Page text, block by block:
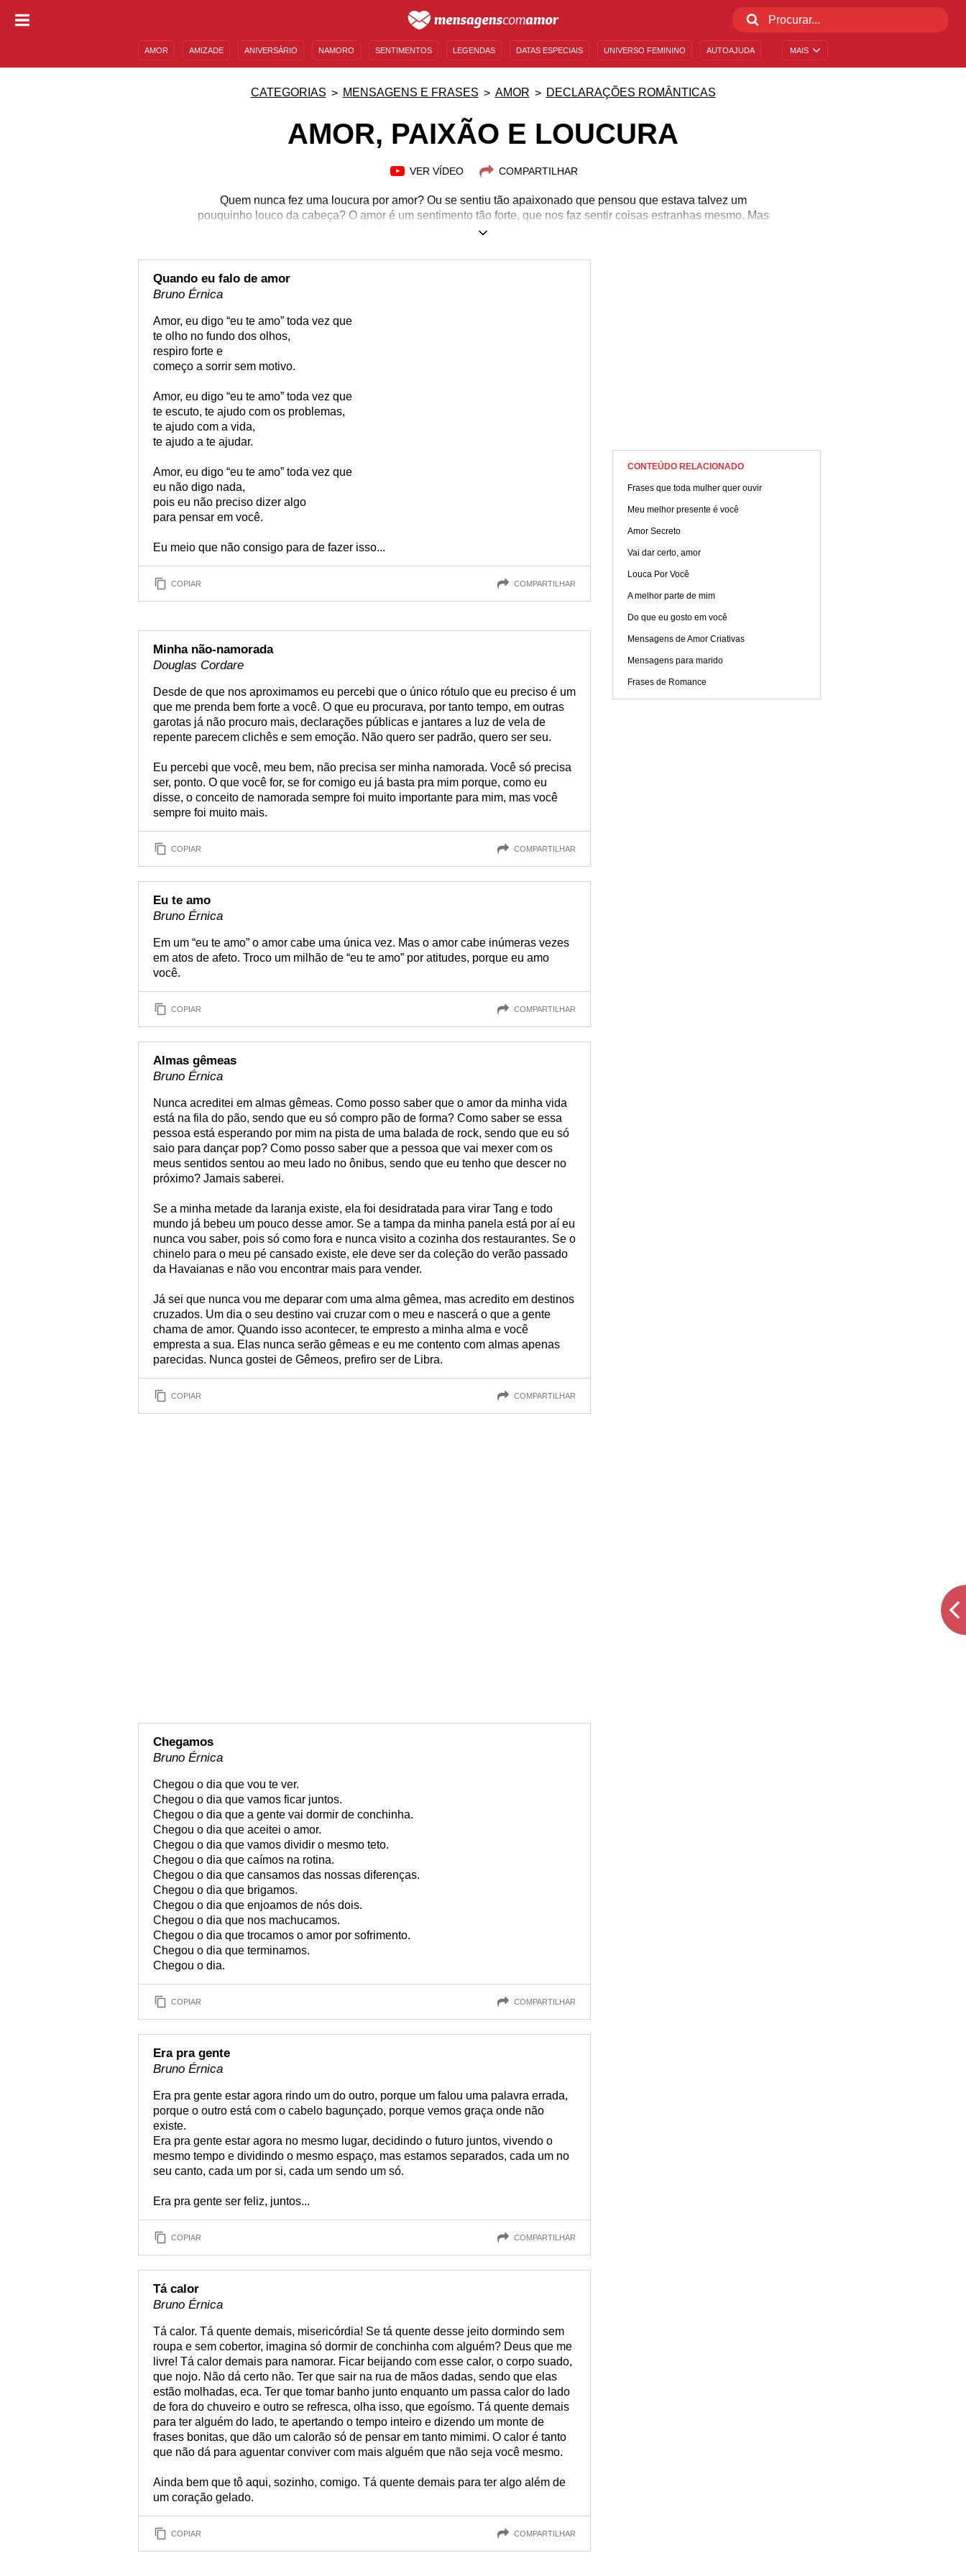
MAIS
AMOR AMIZADE ANIVERSÁRIO NAMORO SENTIMENTOS LEGENDAS DATAS ESPECIAIS UNIVERSO FEMININO AUTOAJUDA
CATEGORIAS MENSAGENS E FRASES AMOR DECLARAÇÕES ROMÂNTICAS
AMOR, PAIXÃO E LOUCURA
VER VÍDEO COMPARTILHAR
Quem nunca fez uma loucura por amor? Ou se sentiu tão apaixonado que pensou que estava talvez um
pouquinho louco da cabeça? O amor é um sentimento tão forte, que nos faz sentir coisas estranhas mesmo. Mas
você não está sozinho. Compartilhe a loucura de amar!
Quando eu falo de amor
Bruno Érnica
Amor, eu digo “eu te amo” toda vez que
te olho no fundo dos olhos,
respiro forte e
começo a sorrir sem motivo.
Amor, eu digo “eu te amo” toda vez que
te escuto, te ajudo com os problemas,
te ajudo com a vida,
te ajudo a te ajudar.
Amor, eu digo “eu te amo” toda vez que
eu não digo nada,
pois eu não preciso dizer algo
para pensar em você.
Eu meio que não consigo para de fazer isso...
COPIAR COMPARTILHAR
Minha não-namorada
Douglas Cordare
Desde de que nos aproximamos eu percebi que o único rótulo que eu preciso é um
que me prenda bem forte a você. O que eu procurava, por tanto tempo, em outras
garotas já não procuro mais, declarações públicas e jantares a luz de vela de
repente parecem clichês e sem emoção. Não quero ser padrão, quero ser seu.
Eu percebi que você, meu bem, não precisa ser minha namorada. Você só precisa
ser, ponto. O que você for, se for comigo eu já basta pra mim porque, como eu
disse, o conceito de namorada sempre foi muito importante para mim, mas você
sempre foi muito mais.
COPIAR COMPARTILHAR
Eu te amo
Bruno Érnica
Em um “eu te amo” o amor cabe uma única vez. Mas o amor cabe inúmeras vezes
em atos de afeto. Troco um milhão de “eu te amo” por atitudes, porque eu amo
você.
COPIAR COMPARTILHAR
Almas gêmeas
Bruno Érnica
Nunca acreditei em almas gêmeas. Como posso saber que o amor da minha vida
está na fila do pão, sendo que eu só compro pão de forma? Como saber se essa
pessoa está esperando por mim na pista de uma balada de rock, sendo que eu só
saio para dançar pop? Como posso saber que a pessoa que vai mexer com os
meus sentidos sentou ao meu lado no ônibus, sendo que eu tenho que descer no
próximo? Jamais saberei.
Se a minha metade da laranja existe, ela foi desidratada para virar Tang e todo
mundo já bebeu um pouco desse amor. Se a tampa da minha panela está por aí eu
nunca vou saber, pois só como fora e nunca visito a cozinha dos restaurantes. Se o
chinelo para o meu pé cansado existe, ele deve ser da coleção do verão passado
da Havaianas e não vou encontrar mais para vender.
Já sei que nunca vou me deparar com uma alma gêmea, mas acredito em destinos
cruzados. Um dia o seu destino vai cruzar com o meu e nascerá o que a gente
chama de amor. Quando isso acontecer, te empresto a minha alma e você
empresta a sua. Elas nunca serão gêmeas e eu me contento com almas apenas
parecidas. Nunca gostei de Gêmeos, prefiro ser de Libra.
COPIAR COMPARTILHAR
Chegamos
Bruno Érnica
Chegou o dia que vou te ver.
Chegou o dia que vamos ficar juntos.
Chegou o dia que a gente vai dormir de conchinha.
Chegou o dia que aceitei o amor.
Chegou o dia que vamos dividir o mesmo teto.
Chegou o dia que caímos na rotina.
Chegou o dia que cansamos das nossas diferenças.
Chegou o dia que brigamos.
Chegou o dia que enjoamos de nós dois.
Chegou o dia que nos machucamos.
Chegou o dia que trocamos o amor por sofrimento.
Chegou o dia que terminamos.
Chegou o dia.
COPIAR COMPARTILHAR
Era pra gente
Bruno Érnica
Era pra gente estar agora rindo um do outro, porque um falou uma palavra errada,
porque o outro está com o cabelo bagunçado, porque vemos graça onde não
existe.
Era pra gente estar agora no mesmo lugar, decidindo o futuro juntos, vivendo o
mesmo tempo e dividindo o mesmo espaço, mas estamos separados, cada um no
seu canto, cada um por si, cada um sendo um só.
Era pra gente ser feliz, juntos...
COPIAR COMPARTILHAR
Tá calor
Bruno Érnica
Tá calor. Tá quente demais, misericórdia! Se tá quente desse jeito dormindo sem
roupa e sem cobertor, imagina só dormir de conchinha com alguém? Deus que me
livre! Tá calor demais para namorar. Ficar beijando com esse calor, o corpo suado,
que nojo. Não dá certo não. Ter que sair na rua de mãos dadas, sendo que elas
estão molhadas, eca. Ter que tomar banho junto enquanto um passa calor do lado
de fora do chuveiro e outro se refresca, olha isso, que egoísmo. Tá quente demais
para ter alguém do lado, te apertando o tempo inteiro e dizendo um monte de
frases bonitas, que dão um calorão só de pensar em tanto mimimi. O calor é tanto
que não dá para aguentar conviver com mais alguém que não seja você mesmo.
Ainda bem que tô aqui, sozinho, comigo. Tá quente demais para ter algo além de
um coração gelado.
COPIAR COMPARTILHAR
CONTEÚDO RELACIONADO
Frases que toda mulher quer ouvir
Meu melhor presente é você
Amor Secreto
Vai dar certo, amor
Louca Por Você
A melhor parte de mim
Do que eu gosto em você
Mensagens de Amor Criativas
Mensagens para marido
Frases de Romance